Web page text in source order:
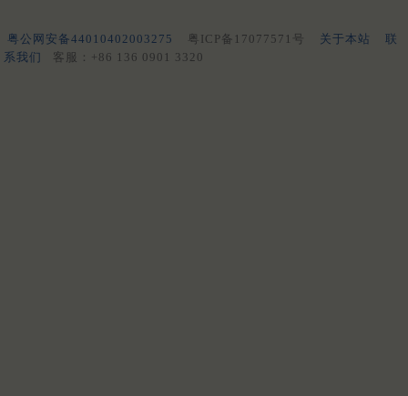
粤公网安备44010402003275 粤ICP备17077571号 关于本站
联
系我们
客服：+86 136 0901 3320